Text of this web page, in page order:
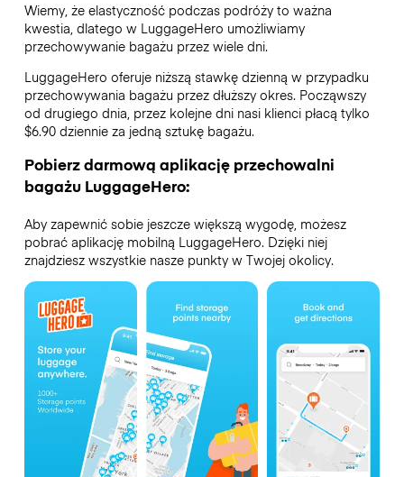
Wiemy, że elastyczność podczas podróży to ważna
kwestia, dlatego w LuggageHero umożliwiamy
przechowywanie bagażu przez wiele dni.
LuggageHero oferuje niższą stawkę dzienną w przypadku
przechowywania bagażu przez dłuższy okres. Począwszy
od drugiego dnia, przez kolejne dni nasi klienci płacą tylko
$6.90 dziennie za jedną sztukę bagażu.
Pobierz darmową aplikację przechowalni
bagażu LuggageHero:
Aby zapewnić sobie jeszcze większą wygodę, możesz
pobrać aplikację mobilną LuggageHero. Dzięki niej
znajdziesz wszystkie nasze punkty w Twojej okolicy.